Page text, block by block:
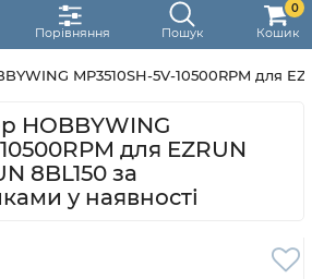
Порівняння Пошук Кошик
0
MP3510SH-5V-10500RPM для
HOBBYWING
для EZRUN
8BL150 за
у наявності